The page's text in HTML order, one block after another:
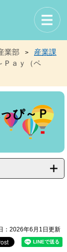
業部 > 産業課
ａｙ（ペ
ぴ～Ｐ
：2026年6月1日更新